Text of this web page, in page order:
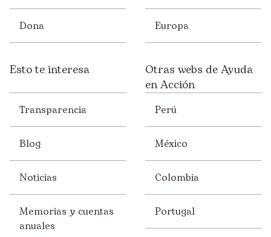
Dona Europa
Esto te interesa
Transparencia
Blog
Noticias
Memorias y cuentas
anuales
Otras webs de Ayuda
en Acción
Perú
México
Colombia
Portugal